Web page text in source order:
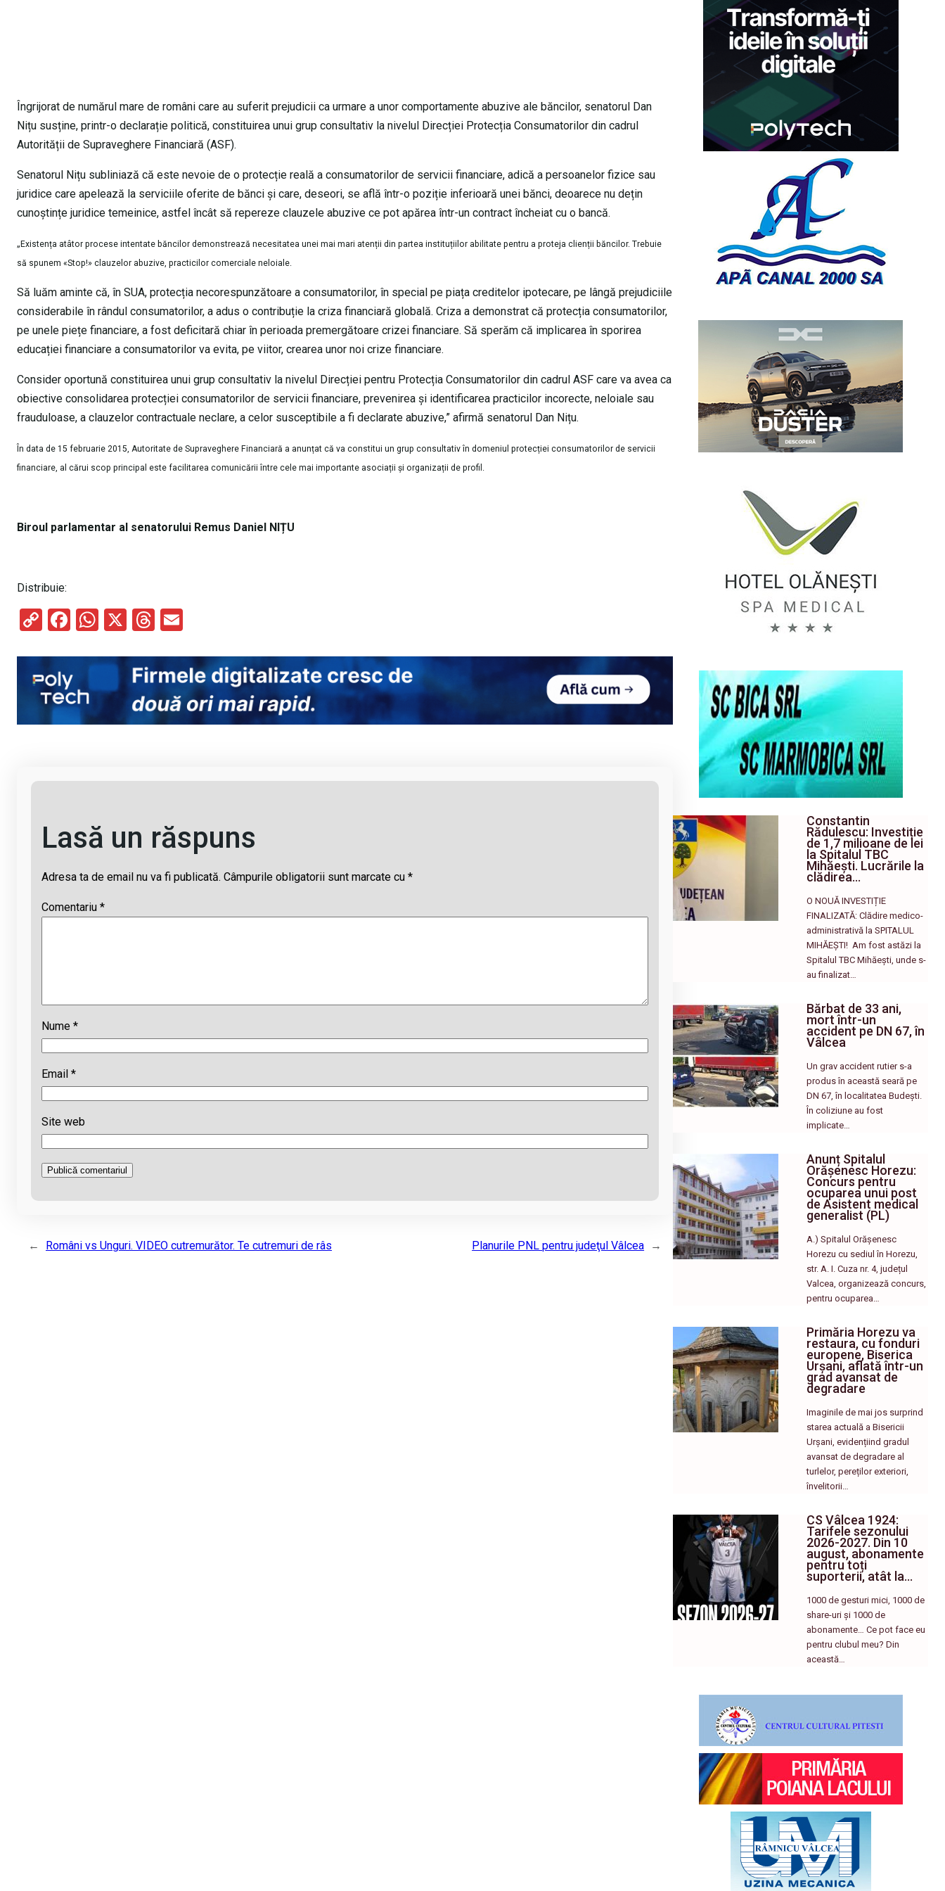
Îngrijorat de numărul mare de români care au suferit prejudicii ca urmare a unor comportamente abuzive ale băncilor, senatorul Dan
Nițu susține, printr-o declarație politică, constituirea unui grup consultativ la nivelul Direcției Protecția Consumatorilor din cadrul
Autorității de Supraveghere Financiară (ASF).
Senatorul Nițu subliniază că este nevoie de o protecție reală a consumatorilor de servicii financiare, adică a persoanelor fizice sau
juridice care apelează la serviciile oferite de bănci și care, deseori, se află într-o poziție inferioară unei bănci, deoarece nu dețin
cunoștințe juridice temeinice, astfel încât să repereze clauzele abuzive ce pot apărea într-un contract încheiat cu o bancă.
„Existența atâtor procese intentate băncilor demonstrează necesitatea unei mai mari atenții din partea instituțiilor abilitate pentru a proteja clienții băncilor. Trebuie
să spunem «Stop!» clauzelor abuzive, practicilor comerciale neloiale.
Să luăm aminte că, în SUA, protecția necorespunzătoare a consumatorilor, în special pe piața creditelor ipotecare, pe lângă prejudiciile
considerabile în rândul consumatorilor, a adus o contribuție la criza financiară globală. Criza a demonstrat că protecția consumatorilor,
pe unele piețe financiare, a fost deficitară chiar în perioada premergătoare crizei financiare. Să sperăm că implicarea în sporirea
educației financiare a consumatorilor va evita, pe viitor, crearea unor noi crize financiare.
Consider oportună constituirea unui grup consultativ la nivelul Direcției pentru Protecția Consumatorilor din cadrul ASF care va avea ca
obiective consolidarea protecției consumatorilor de servicii financiare, prevenirea și identificarea practicilor incorecte, neloiale sau
frauduloase, a clauzelor contractuale neclare, a celor susceptibile a fi declarate abuzive,” afirmă senatorul Dan Nițu.
În data de 15 februarie 2015, Autoritate de Supraveghere Financiară a anunțat că va constitui un grup consultativ în domeniul protecției consumatorilor de servicii
financiare, al cărui scop principal este facilitarea comunicării între cele mai importante asociații și organizații de profil.
Biroul parlamentar al senatorului Remus Daniel NIȚU
Distribuie:
C
py
Li
n
k
F
ce
b
o
o
W
at
s
A
p
X
T
e
a
d
s
ail
Lasă un răspuns
Adresa ta de email nu va fi publicată. Câmpurile obligatorii sunt marcate cu *
Comentariu *
Nume *
Email *
Site web
← Români vs Unguri. VIDEO cutremurător. Te cutremuri de râs Planurile PNL pentru judeţul Vâlcea →
Constantin
Rădulescu: Investiție
de 1,7 milioane de lei
la Spitalul TBC
Mihăești. Lucrările la
clădirea…
O NOUĂ INVESTIȚIE
FINALIZATĂ: Clădire medico-
administrativă la SPITALUL
MIHĂEȘTI! ​ Am fost astăzi la
Spitalul TBC Mihăești, unde s-
au finalizat…
Bărbat de 33 ani,
mort într-un
accident pe DN 67, în
Vâlcea
Un grav accident rutier s-a
produs în această seară pe
DN 67, în localitatea Budești.
În coliziune au fost
implicate…
Anunț Spitalul
Orășenesc Horezu:
Concurs pentru
ocuparea unui post
de Asistent medical
generalist (PL)
A.) Spitalul Orășenesc
Horezu cu sediul în Horezu,
str. A. I. Cuza nr. 4, județul
Valcea, organizează concurs,
pentru ocuparea…
Primăria Horezu va
restaura, cu fonduri
europene, Biserica
Urșani, aflată într-un
grad avansat de
degradare
Imaginile de mai jos surprind
starea actuală a Bisericii
Urșani, evidențiind gradul
avansat de degradare al
turlelor, pereților exteriori,
învelitorii…
CS Vâlcea 1924:
Tarifele sezonului
2026-2027. Din 10
august, abonamente
pentru toți
suporterii, atât la…
1000 de gesturi mici, 1000 de
share-uri și 1000 de
abonamente… Ce pot face eu
pentru clubul meu? Din
această…